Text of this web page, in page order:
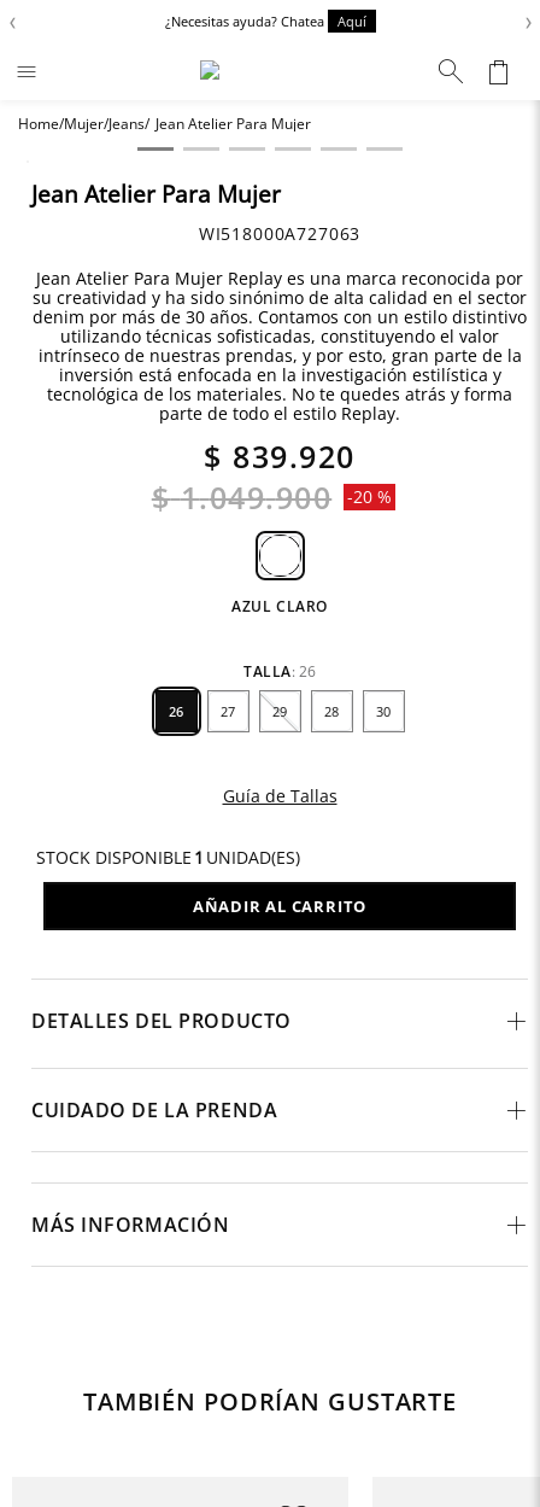
‹ ¿Necesitas ayuda? Chatea Aquí ›
Mujer Jeans Jean Atelier Para Mujer
Jean Atelier Para Mujer
WI518000A727063
Jean Atelier Para Mujer Replay es una marca reconocida por
su creatividad y ha sido sinónimo de alta calidad en el sector
denim por más de 30 años. Contamos con un estilo distintivo
utilizando técnicas sofisticadas, constituyendo el valor
intrínseco de nuestras prendas, y por esto, gran parte de la
inversión está enfocada en la investigación estilística y
tecnológica de los materiales. No te quedes atrás y forma
parte de todo el estilo Replay.
$ 839.920
$ 1.049.900 -20 %
AZUL CLARO
TALLA: 26
26 27 28
29 30
Guía de Tallas
STOCK DISPONIBLE 1 UNIDAD(ES)
AÑADIR AL CARRITO
DETALLES DEL PRODUCTO
CUIDADO DE LA PRENDA
MÁS INFORMACIÓN
TAMBIÉN PODRÍAN GUSTARTE
Términos más buscados
. Cargo
Sartoriale